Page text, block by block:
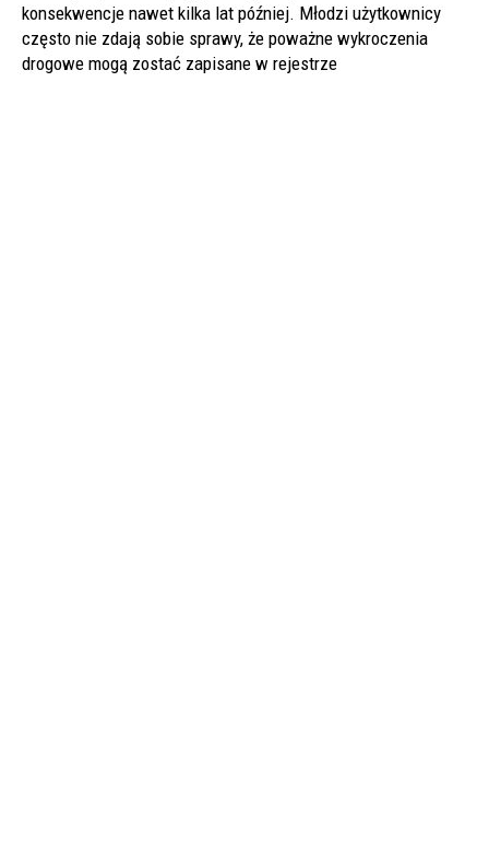
konsekwencje nawet kilka lat później. Młodzi użytkownicy
często nie zdają sobie sprawy, że poważne wykroczenia
drogowe mogą zostać zapisane w rejestrze